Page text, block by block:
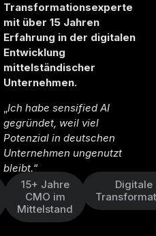
Transformationsexperte
mit über 15 Jahren
Erfahrung in der digitalen
Entwicklung
mittelständischer
Unternehmen.
Ich habe sensified AI
gegründet, weil viel
Potenzial in deutschen
Unternehmen ungenutzt
bleibt.“
15+ Jahre
CMO im
Mittelstand
Digitale